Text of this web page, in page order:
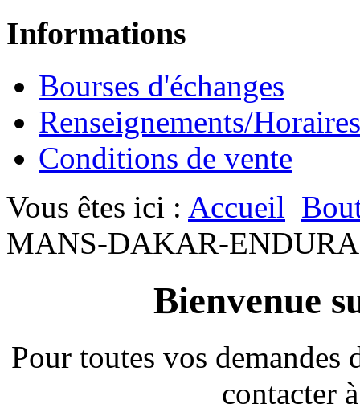
Informations
Bourses d'échanges
Renseignements/Horaires
Conditions de vente
Vous êtes ici : Accueil
MANS-DAKAR-
Bienvenue
Pour toutes vos
contacter